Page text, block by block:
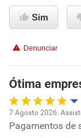
Conciliação
Sim
Denunciar
Ótima
Oportunidade
7 Agosto 2026.
Pagamentos de